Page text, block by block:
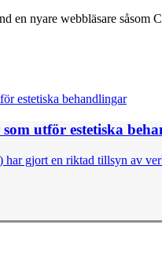
en nyare webbläsare såsom
utför estetiska
gjort en riktad tillsyn av